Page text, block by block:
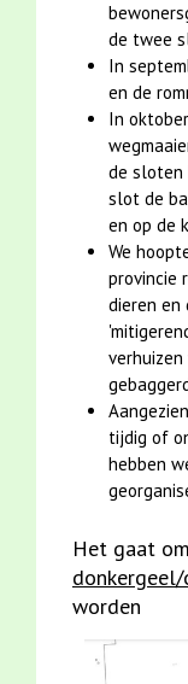
de twee
In
en de
In
de sloten
slot de
en op de
We
provincie
dieren en
tijdig of
hebben
Het gaat
worden